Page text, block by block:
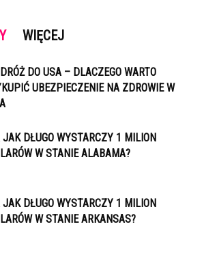
WIĘCEJ
DO USA – DLACZEGO WARTO
UBEZPIECZENIE NA ZDROWIE W
JAK DŁUGO WYSTARCZY 1 MILION
W STANIE ALABAMA?
JAK DŁUGO WYSTARCZY 1 MILION
W STANIE ARKANSAS?